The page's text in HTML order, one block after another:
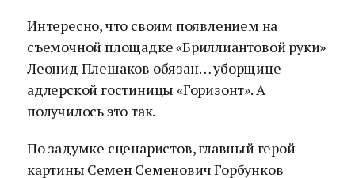
Интересно, что своим появлением на
съемочной площадке «Бриллиантовой руки»
Леонид Плешаков обязан… уборщице
адлерской гостиницы «Горизонт». А
получилось это так.
По задумке сценаристов, главный герой
картины Семен Семенович Горбунков